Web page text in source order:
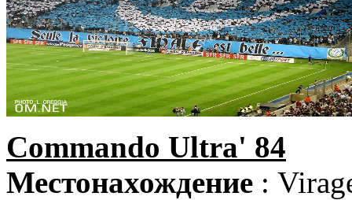
Commando Ultra' 84
Местонахождение :